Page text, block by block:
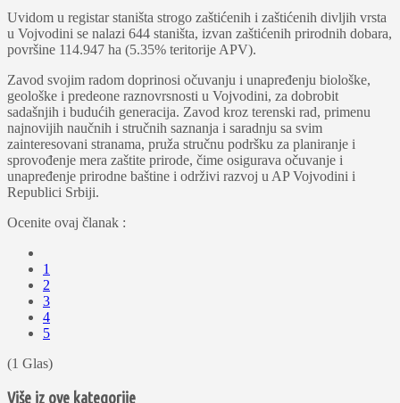
Uvidom u registar staništa strogo zaštićenih i zaštićenih divlјih vrsta
u Vojvodini se nalazi 644 staništa, izvan zaštićenih prirodnih dobara,
površine 114.947 ha (5.35% teritorije APV).
Zavod svojim radom doprinosi očuvanju i unapređenju biološke,
geološke i predeone raznovrsnosti u Vojvodini, za dobrobit
sadašnjih i budućih generacija. Zavod kroz terenski rad, primenu
najnovijih naučnih i stručnih saznanja i saradnju sa svim
zainteresovani stranama, pruža stručnu podršku za planiranje i
sprovođenje mera zaštite prirode, čime osigurava očuvanje i
unapređenje prirodne baštine i održivi razvoj u AP Vojvodini i
Republici Srbiji.
Ocenite ovaj članak :
1
2
3
4
5
(1 Glas)
Više iz ove kategorije